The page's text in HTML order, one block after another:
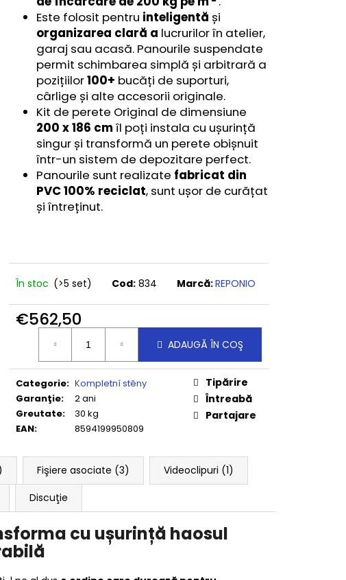
Este folosit pentru inteligentă și
organizarea clară a lucrurilor în atelier,
garaj sau acasă. Panourile suspendate
permit schimbarea simplă și arbitrară a
pozițiilor100+ bucăți de suporturi,
cârlige și alte accesorii originale.
Kit de perete Original de dimensiune
200 x 186 cm îl poți instala cu ușurință
singur și transformă un perete obișnuit
într-un sistem de depozitare perfect.
Panourile sunt realizate fabricat din
PVC 100% reciclat, sunt ușor de curățat
și întreținut.
În stoc (>5 set) Cod: 834 Marcă:REPONIO
€562,50
ADAUGĂ ÎN COŞ
Categorie: Kompletní stěny
Garanţie:
2 ani
Greutate:
30 kg
EAN: 8594199950809
Tipărire
Întreabă
Partajare
Fişiere asociate (3)
Videoclipuri (1)
Discuţie
cu ușurință haosul
MINI 40 ADÂNCIME